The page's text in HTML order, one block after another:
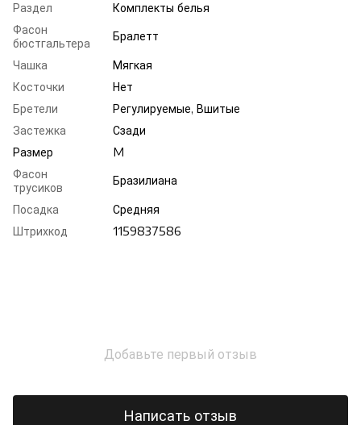
Раздел
Комплекты белья
Фасон
бюстгальтера
Бралетт
Чашка
Мягкая
Косточки
Нет
Бретели
Регулируемые, Вшитые
Застежка
Сзади
Размер
M
Фасон
трусиков
Бразилиана
Посадка
Средняя
Штрихкод
1159837586
Добавьте первый отзыв
Написать отзыв